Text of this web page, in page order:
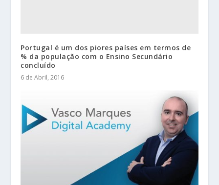
Portugal é um dos piores países em termos de
% da população com o Ensino Secundário
concluído
6 de Abril, 2016